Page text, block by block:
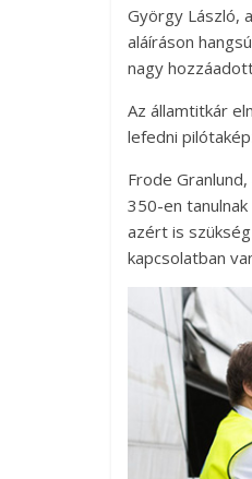
György László,
aláíráson
nagy
Az államtitkár
lefedni
Frode
350-en
azért is
kapcsolatban